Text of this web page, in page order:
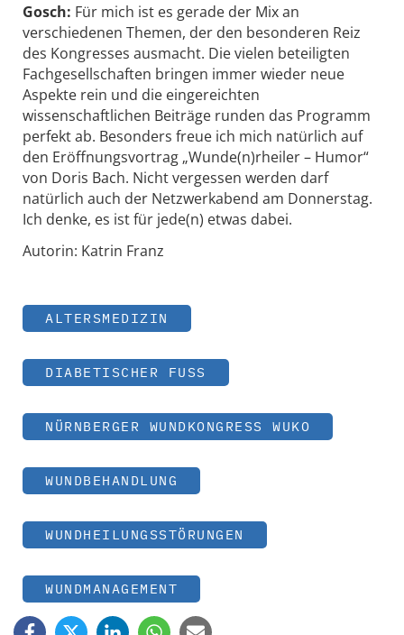
Gosch: Für mich ist es gerade der Mix an
verschiedenen Themen, der den besonderen Reiz
des Kongresses ausmacht. Die vielen beteiligten
Fachgesellschaften bringen immer wieder neue
Aspekte rein und die eingereichten
wissenschaftlichen Beiträge runden das Programm
perfekt ab. Besonders freue ich mich natürlich auf
den Eröffnungsvortrag „Wunde(n)rheiler – Humor“
von Doris Bach. Nicht vergessen werden darf
natürlich auch der Netzwerkabend am Donnerstag.
Ich denke, es ist für jede(n) etwas dabei.
Autorin: Katrin Franz
ALTERSMEDIZIN
DIABETISCHER FUSS
NÜRNBERGER WUNDKONGRESS WUKO
WUNDBEHANDLUNG
WUNDHEILUNGSSTÖRUNGEN
WUNDMANAGEMENT